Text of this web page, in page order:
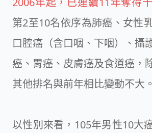
第2至10名依序為肺癌、女性
口腔癌（含口咽、下咽）、攝
癌、胃癌、皮膚癌及食道癌，
其他排名與前年相比變動不大。
以性別來看，105年男性10大